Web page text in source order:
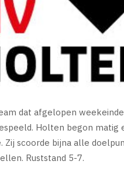
dat afgelopen
Holten begon matig
Zij scoorde bijna alle
Ruststand 5-7.